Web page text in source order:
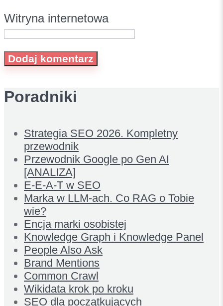
Witryna internetowa
Poradniki
Strategia SEO 2026. Kompletny
przewodnik
Przewodnik Google po Gen AI
[ANALIZA]
E-E-A-T w SEO
Marka w LLM-ach. Co RAG o Tobie
wie?
Encja marki osobistej
Knowledge Graph i Knowledge Panel
People Also Ask
Brand Mentions
Common Crawl
Wikidata krok po kroku
SEO dla początkujących